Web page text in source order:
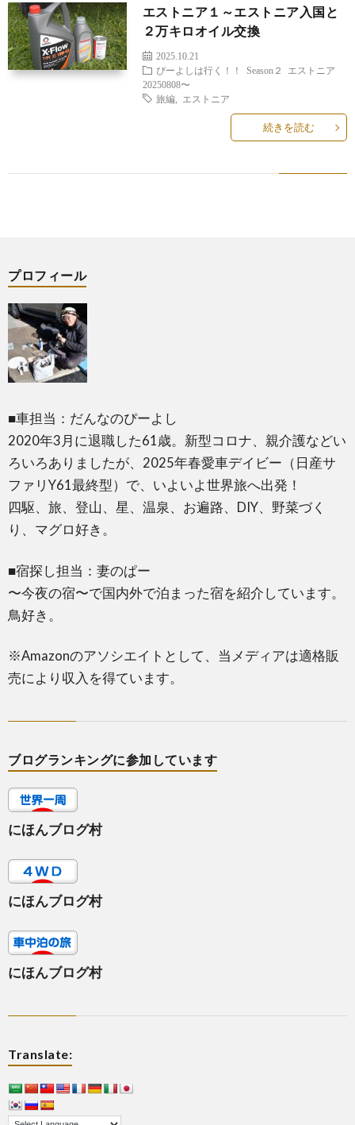
エストニア１～エストニア入国と
２万キロオイル交換
2025.10.21
ぴーよしは行く！！
Season２
エストニア
20250808〜
旅編, エストニア
続きを読む
プロフィール
■車担当：だんなのぴーよし
2020年3月に退職した61歳。新型コロナ、親介護などい
ろいろありましたが、2025年春愛車デイビー（日産サ
ファリY61最終型）で、いよいよ世界旅へ出発！
四駆、旅、登山、星、温泉、お遍路、DIY、野菜づく
り、マグロ好き。
■宿探し担当：妻のぱー
〜今夜の宿〜で国内外で泊まった宿を紹介しています。
鳥好き。
※Amazonのアソシエイトとして、当メディアは適格販
売により収入を得ています。
ブログランキングに参加しています
にほんブログ村
にほんブログ村
にほんブログ村
Translate: